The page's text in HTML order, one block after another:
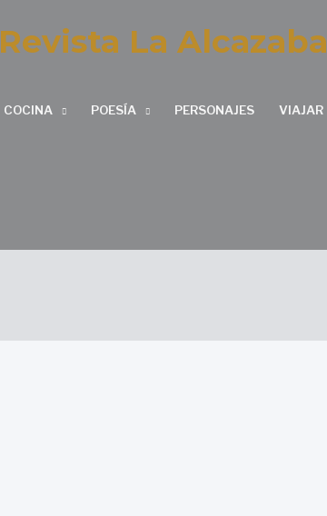
Revista La Alcazaba
COCINA POESÍA PERSONAJES VIAJAR